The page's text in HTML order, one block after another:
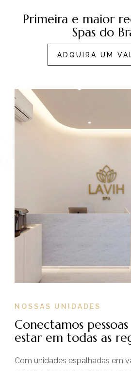
Primeira e maior
Spas do
ADQUIRA UM
NOSSAS UNIDADES
Conectamos
estar em todas as
Com unidades espalhadas em